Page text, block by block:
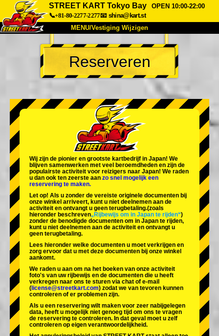
STREET KART Tokyo Bay
OPEN 10:00-22:00
📞+81-80-2277-2277📧 shina@kart.st
MENU/Vestiging Wijzigen
TOP
Over Ons Specificaties Prijs
Veelgestelde Vragen
Bedrijf Reserveren
Vestiging Wijzigen
Tokio Shinagawa Tokio Akihabara#1
Tokio Akihabara#2
Tokio Shibuya Annex Tokio Baai
Tokio Asakusa Osaka
Okinawa
Reserveren
Wij zijn de pionier en grootste kartbedrijf in Japan! We
blijven samenwerken met veel beroemdheden en zijn de
populairste activiteit voor reizigers naar Japan! We raden
u dan ook ten zeerste aan zo snel mogelijk een
reservering te maken.
Let op! Als u zonder de vereiste originele documenten bij
onze winkel arriveert, kunt u niet deelnemen aan de
activiteit en ontvangt u geen terugbetaling.(zoals
hieronder beschreven„Rijbewijs om in Japan te rijden“)
zonder de benodigde documenten om in Japan te rijden,
kunt u niet deelnemen aan de activiteit en ontvangt u
geen terugbetaling.
Lees hieronder welke documenten u moet verkrijgen en
zorg ervoor dat u met deze documenten bij onze winkel
aankomt.
We raden u aan om na het boeken van onze activiteit
foto's van uw rijbewijs en de documenten die u heeft
verkregen naar ons te sturen via chat of e-mail
( license@streetkart.com) zodat we van tevoren kunnen
controleren of er problemen zijn.
Als u een reservering wilt maken voor zeer nabijgelegen
data, heeft u mogelijk niet genoeg tijd om ons te vragen
de reservering te controleren. In dat geval moet u zelf
controleren op eigen verantwoordelijkheid.